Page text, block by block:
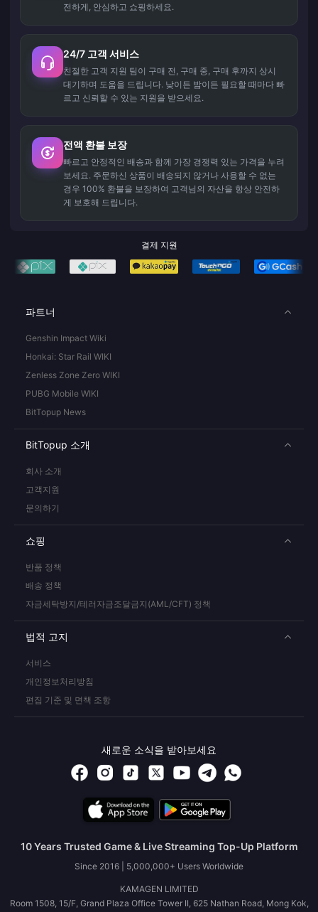
전하게, 안심하고 쇼핑하세요.
24/7 고객 서비스
친절한 고객 지원 팀이 구매 전, 구매 중, 구매 후까지 상시
대기하며 도움을 드립니다. 낮이든 밤이든 필요할 때마다 빠
르고 신뢰할 수 있는 지원을 받으세요.
전액 환불 보장
빠르고 안정적인 배송과 함께 가장 경쟁력 있는 가격을 누려
보세요. 주문하신 상품이 배송되지 않거나 사용할 수 없는
경우 100% 환불을 보장하여 고객님의 자산을 항상 안전하
게 보호해 드립니다.
결제 지원
파트너
Genshin Impact Wiki
Honkai: Star Rail WIKI
Zenless Zone Zero WIKI
PUBG Mobile WIKI
BitTopup News
BitTopup 소개
회사 소개
고객지원
문의하기
쇼핑
반품 정책
배송 정책
자금세탁방지/테러자금조달금지(AML/CFT) 정책
법적 고지
서비스
개인정보처리방침
편집 기준 및 면책 조항
새로운 소식을 받아보세요
10 Years Trusted Game & Live Streaming Top-Up Platform
Since 2016 | 5,000,000+ Users Worldwide
KAMAGEN LIMITED
Room 1508, 15/F, Grand Plaza Office Tower II, 625 Nathan Road, Mong Kok,